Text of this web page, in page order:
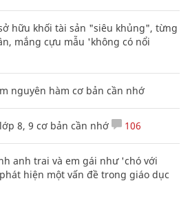
hữu khối tài sản "siêu khủng", từng
mắng cựu mẫu 'không có nổi
nguyên hàm cơ bản cần nhớ
8, 9 cơ bản cần nhớ 106
anh trai và em gái như 'chó với
hiện một vấn đề trong giáo dục